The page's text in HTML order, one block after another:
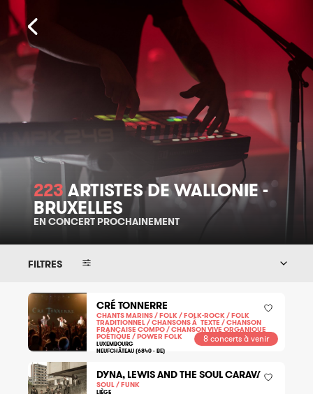
223 ARTISTES DE WALLONIE -
BRUXELLES
EN CONCERT PROCHAINEMENT
FILTRES
CRÉ TONNERRE
CHANTS MARINS / FOLK / FOLK-ROCK / FOLK
TRADITIONNEL / CHANSONS À TEXTE / CHANSON
FRANÇAISE COMPO / CHANSON VIVE ORGANIQUE
POÉTIQUE / POWER FOLK
LUXEMBOURG
NEUFCHÂTEAU (6840 - BE)
8 concerts à venir
DYNA, LEWIS AND THE SOUL CARAVAN
SOUL / FUNK
LIÈGE